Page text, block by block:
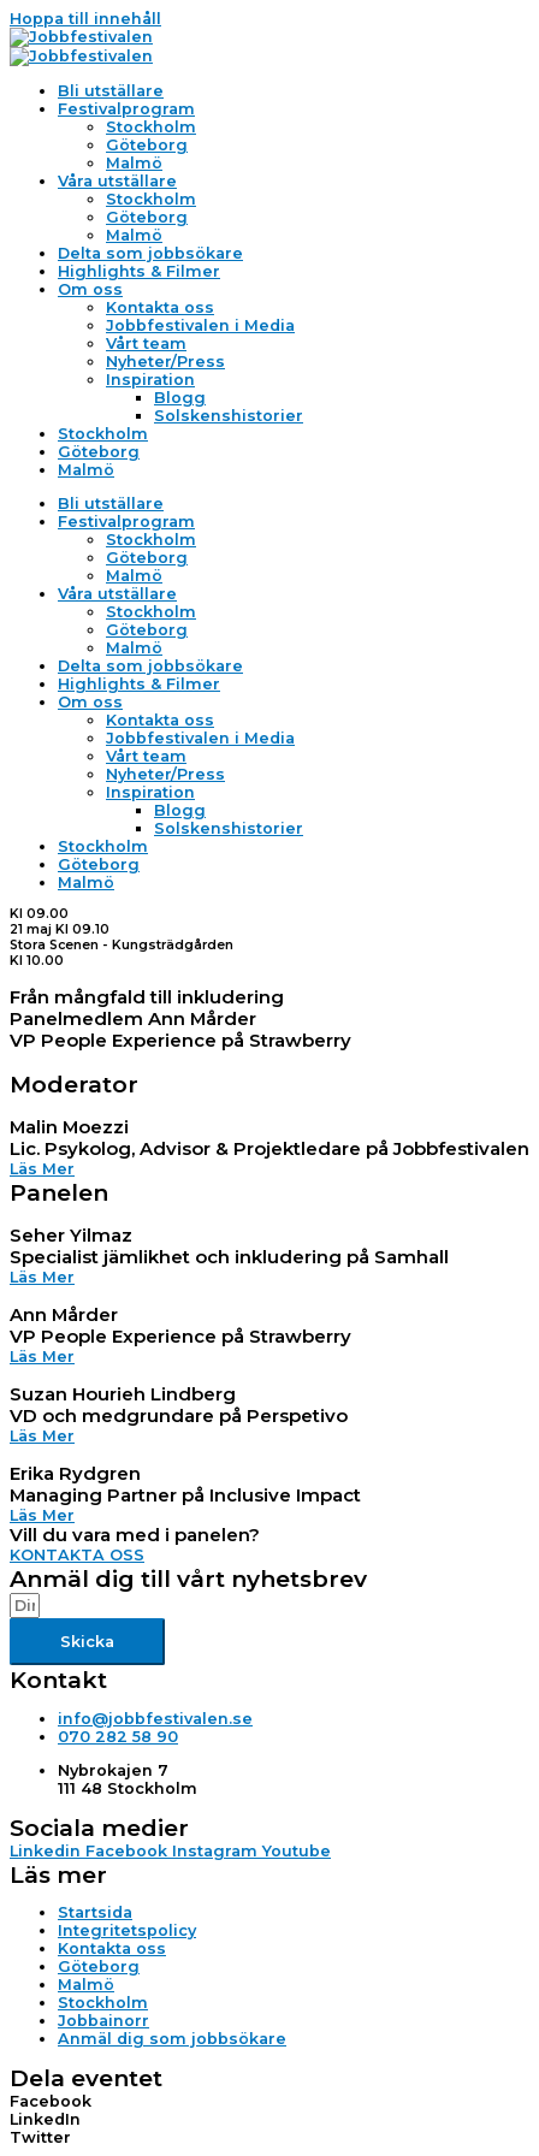
Hoppa till innehåll
Bli utställare
Festivalprogram
Stockholm
Göteborg
Malmö
Våra utställare
Stockholm
Göteborg
Malmö
Delta som jobbsökare
Highlights & Filmer
Om oss
Kontakta oss
Jobbfestivalen i Media
Vårt team
Nyheter/Press
Inspiration
Blogg
Solskenshistorier
Stockholm
Göteborg
Malmö
Bli utställare
Festivalprogram
Stockholm
Göteborg
Malmö
Våra utställare
Stockholm
Göteborg
Malmö
Delta som jobbsökare
Highlights & Filmer
Om oss
Kontakta oss
Jobbfestivalen i Media
Vårt team
Nyheter/Press
Inspiration
Blogg
Solskenshistorier
Stockholm
Göteborg
Malmö
Kl 09.00
21 maj Kl 09.10
Stora Scenen - Kungsträdgården
Kl 10.00
Från mångfald till inkludering
Panelmedlem Ann Mårder
VP People Experience på Strawberry
Moderator
Malin Moezzi
Lic. Psykolog, Advisor & Projektledare på Jobbfestivalen
Läs Mer
Panelen
Seher Yilmaz
Specialist jämlikhet och inkludering på Samhall
Läs Mer
Ann Mårder
VP People Experience på Strawberry
Läs Mer
Suzan Hourieh Lindberg
VD och medgrundare på Perspetivo
Läs Mer
Erika Rydgren
Managing Partner på Inclusive Impact
Läs Mer
Vill du vara med i panelen?
KONTAKTA OSS
Anmäl dig till vårt nyhetsbrev
Skicka
Kontakt
info@jobbfestivalen.se
070 282 58 90
Nybrokajen 7
111 48 Stockholm
Sociala medier
Linkedin Facebook Instagram Youtube
Läs mer
Startsida
Integritetspolicy
Kontakta oss
Göteborg
Malmö
Stockholm
Jobbainorr
Anmäl dig som jobbsökare
Dela eventet
Facebook
LinkedIn
Twitter